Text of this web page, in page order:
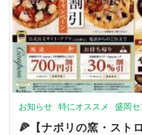
お知らせ 特にオススメ 盛岡セ
🍕【ナポリの窯・スト